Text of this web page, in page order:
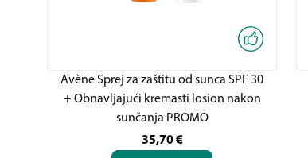
Avène Sprej za zaštitu od sunca SPF 30
+ Obnavljajući kremasti losion nakon
sunčanja PROMO
35,70 €